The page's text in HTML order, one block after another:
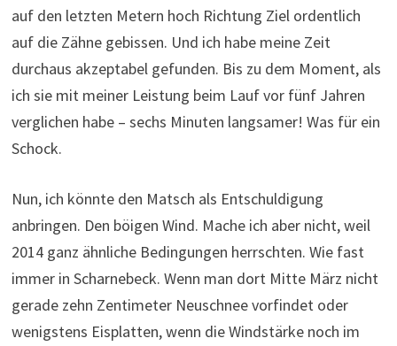
auf den letzten Metern hoch Richtung Ziel ordentlich
auf die Zähne gebissen. Und ich habe meine Zeit
durchaus akzeptabel gefunden. Bis zu dem Moment, als
ich sie mit meiner Leistung beim Lauf vor fünf Jahren
verglichen habe – sechs Minuten langsamer! Was für ein
Schock.
Nun, ich könnte den Matsch als Entschuldigung
anbringen. Den böigen Wind. Mache ich aber nicht, weil
2014 ganz ähnliche Bedingungen herrschten. Wie fast
immer in Scharnebeck. Wenn man dort Mitte März nicht
gerade zehn Zentimeter Neuschnee vorfindet oder
wenigstens Eisplatten, wenn die Windstärke noch im